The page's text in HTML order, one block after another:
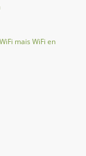
mais WiFi en